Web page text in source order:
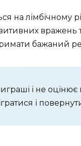
на
вражень
бажаний
і не
і